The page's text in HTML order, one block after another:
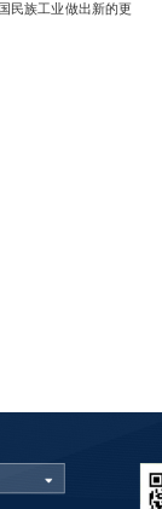
民族工业做出新的更